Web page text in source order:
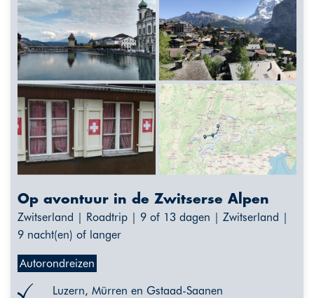
Op avontuur in de Zwitserse Alpen
Zwitserland | Roadtrip | 9 of 13 dagen | Zwitserland |
9 nacht(en) of langer
Autorondreizen
Luzern, Mürren en Gstaad-Saanen